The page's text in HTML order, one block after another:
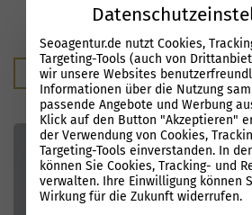
Optimierungsmöglichkeiten es
in deinen Kampagnen steckt.
Kostenloser Audit
Seoagentur.de nutzt Cookies,
Targeting-Tools (auch von
wir unsere Websites
Informationen über die Nutzung
passende Angebote und Werbung
Klick auf den Button "Akzeptieren"
der Verwendung von Cookies,
Targeting-Tools einverstanden. In
können Sie Cookies, Tracking- und
verwalten. Ihre Einwilligung können
Wirkung für die Zukunft widerrufen.